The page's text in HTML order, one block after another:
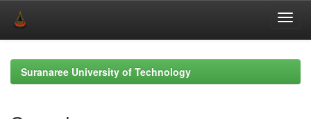
navigationSuranaree University of Technology